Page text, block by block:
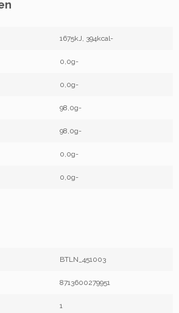
1675kJ, 394kcal-
0,0g-
0,0g-
98,0g-
98,0g-
0,0g-
0,0g-
BTLN_451003
8713600279951
1